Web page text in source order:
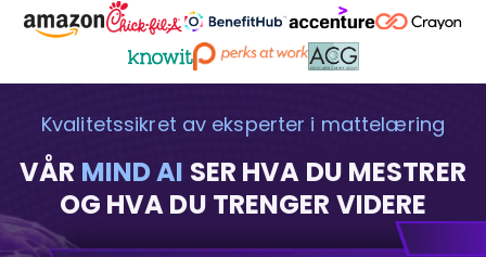
Kvalitetssikret av eksperter i mattelæring
VÅR MIND AI SER HVA DU MESTRER
OG HVA DU TRENGER VIDERE